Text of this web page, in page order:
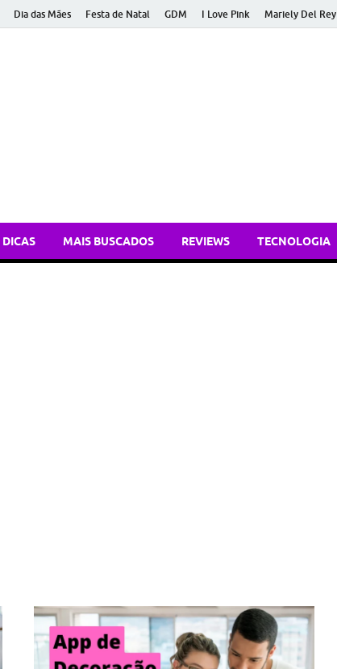
Dia das Mães Festa de Natal GDM I Love Pink Mariely Del Rey
DICAS MAIS BUSCADOS REVIEWS TECNOLOGIA